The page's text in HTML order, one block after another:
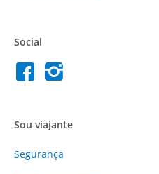
Social
Sou viajante
Segurança